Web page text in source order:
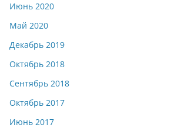
Июнь 2020
Май 2020
Декабрь 2019
Октябрь 2018
Сентябрь 2018
Октябрь 2017
Июнь 2017